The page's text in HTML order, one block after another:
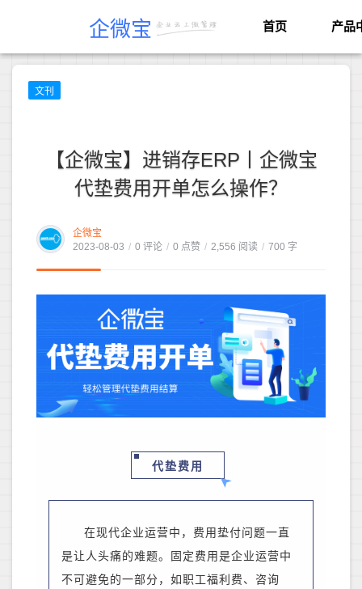
企微宝 首页 产品
文刊
【企微宝】进销存ERP丨企微宝
代垫费用开单怎么操作？
企微宝
2023-08-03 / 0 评论 / 0 点赞 / 2,556 阅读 / 700 字
代垫费用
在现代企业运营中，费用垫付问题一直
是让人头痛的难题。固定费用是企业运营中
不可避免的一部分， 如 职工福利费、咨询